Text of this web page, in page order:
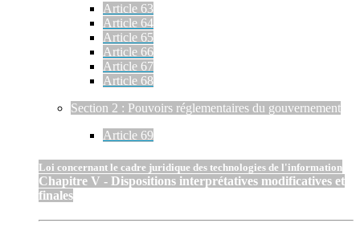
Article 63
Article 64
Article 65
Article 66
Article 67
Article 68
Section 2 : Pouvoirs réglementaires du gouvernement
Article 69
Loi concernant le cadre juridique des technologies de l'information
Chapitre V - Dispositions interprétatives modificatives et
finales